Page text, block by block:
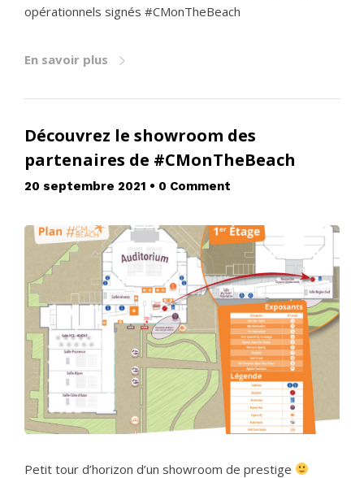
opérationnels signés #CMonTheBeach
En savoir plus
Découvrez le showroom des
partenaires de #CMonTheBeach
20 septembre 2021 • 0 Comment
Petit tour d’horizon d’un showroom de prestige